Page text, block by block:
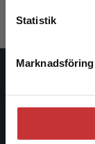
Statistik
Marknadsföring
ledande